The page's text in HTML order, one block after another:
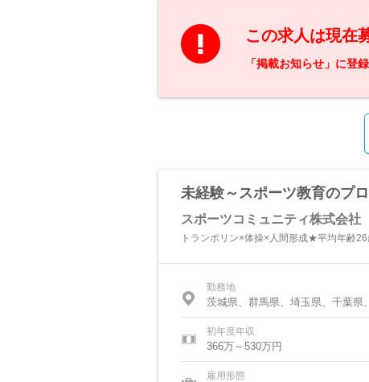
この求人は現在
「掲載お知らせ」に登
未経験～スポーツ教育のプ
スポーツコミュニティ株式会社
トランポリン×体操×人間形成★平均年齢
勤務地
茨城県、群馬県、埼玉県、千葉県
初年度年収
366万～530万円
雇用形態